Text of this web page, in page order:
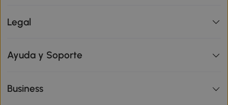
Legal
Ayuda y Soporte
Business